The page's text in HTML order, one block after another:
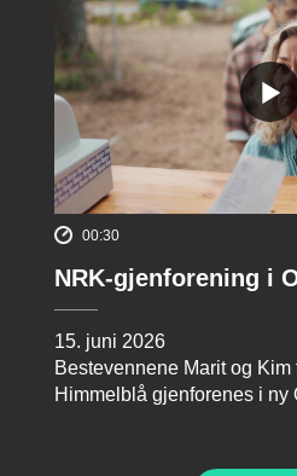
00:30
NRK-gjenforening i
15. juni 2026
Bestevennene Marit og
Himmelblå gjenforenes i ny